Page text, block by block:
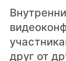
друг от